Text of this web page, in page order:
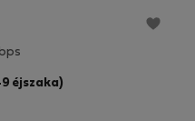
éjszaka)